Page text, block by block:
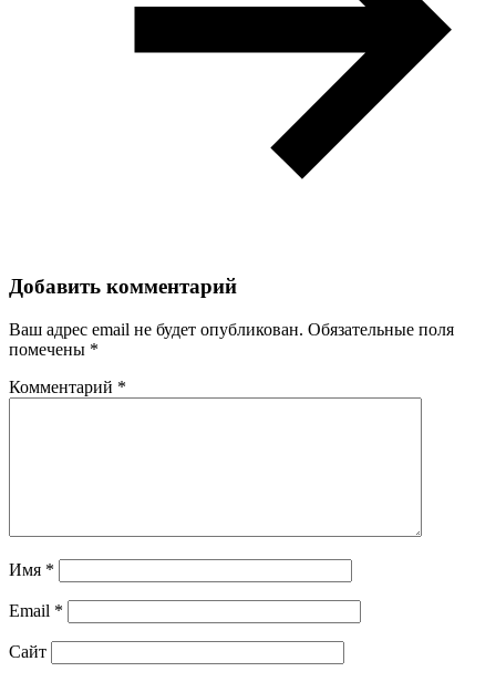
Добавить комментарий
Ваш адрес email не будет опубликован. Обязательные поля
помечены *
Комментарий *
Имя *
Email *
Сайт